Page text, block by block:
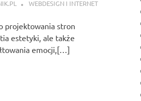
WEBDESIGN I INTERNET
projektowania stron
estetyki, ale także
emocji,[…]